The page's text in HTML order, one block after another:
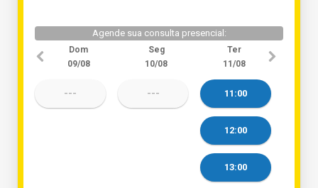
Agende sua consulta presencial:
Dom
09/08
Seg
10/08
Ter
11/08
--- --- 11:00
12:00
13:00